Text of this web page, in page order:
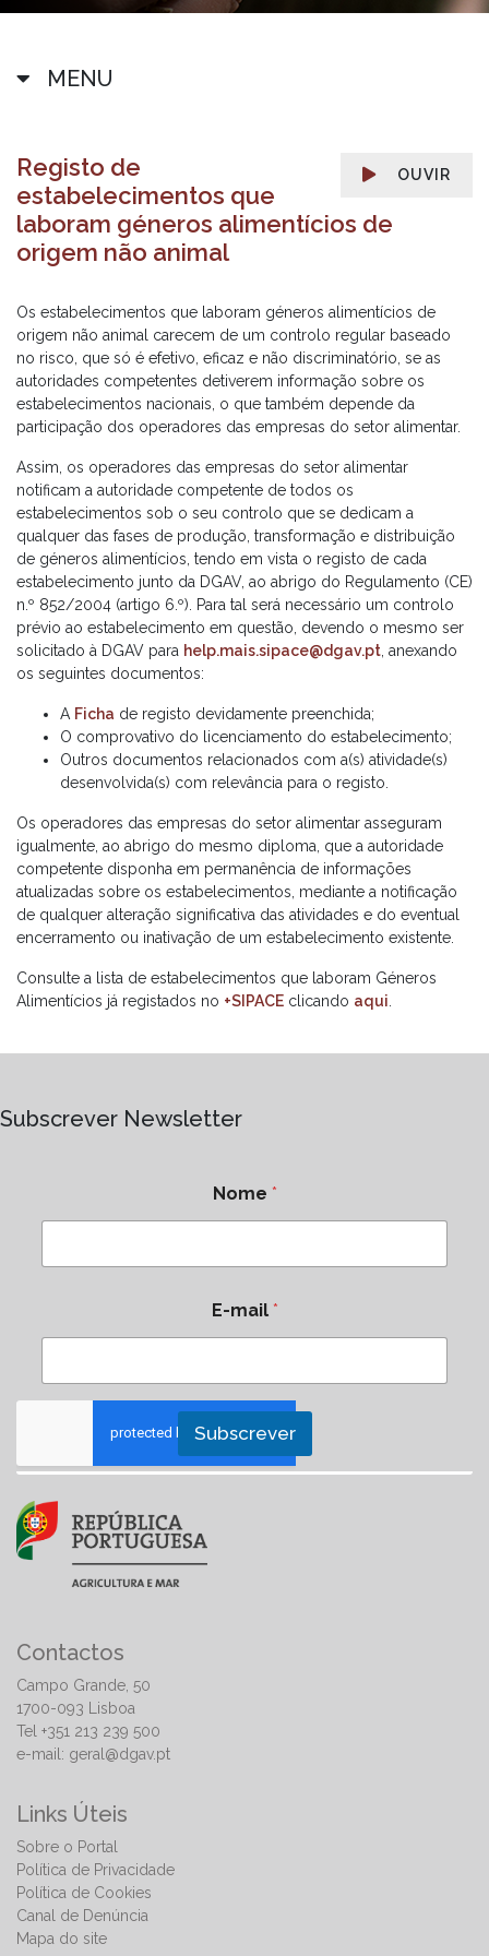
MENU
OUVIR
Registo de
estabelecimentos que
laboram géneros alimentícios de
origem não animal
Os estabelecimentos que laboram géneros alimentícios de
origem não animal carecem de um controlo regular baseado
no risco, que só é efetivo, eficaz e não discriminatório, se as
autoridades competentes detiverem informação sobre os
estabelecimentos nacionais, o que também depende da
participação dos operadores das empresas do setor alimentar.
Assim, os operadores das empresas do setor alimentar
notificam a autoridade competente de todos os
estabelecimentos sob o seu controlo que se dedicam a
qualquer das fases de produção, transformação e distribuição
de géneros alimentícios, tendo em vista o registo de cada
estabelecimento junto da DGAV, ao abrigo do Regulamento (CE)
n.º 852/2004 (artigo 6.º). Para tal será necessário um controlo
prévio ao estabelecimento em questão, devendo o mesmo ser
solicitado à DGAV para help.mais.sipace@dgav.pt , anexando
os seguintes documentos:
A Ficha de registo devidamente preenchida;
O comprovativo do licenciamento do estabelecimento;
Outros documentos relacionados com a(s) atividade(s)
desenvolvida(s) com relevância para o registo.
Os operadores das empresas do setor alimentar asseguram
igualmente, ao abrigo do mesmo diploma, que a autoridade
competente disponha em permanência de informações
atualizadas sobre os estabelecimentos, mediante a notificação
de qualquer alteração significativa das atividades e do eventual
encerramento ou inativação de um estabelecimento existente.
Consulte a lista de estabelecimentos que laboram Géneros
Alimentícios já registados no +SIPACE clicando aqui
Subscrever Newsletter
Nome *
E-mail *
Subscrever
Contactos
Campo Grande, 50
1700-093 Lisboa
Tel +351 213 239 500
e-mail: geral@dgav.pt
Links Úteis
Sobre o Portal
Política de Privacidade
Política de Cookies
Canal de Denúncia
Mapa do site